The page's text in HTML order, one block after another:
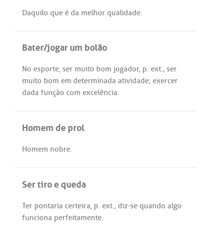
Daquilo que é da melhor qualidade.
Bater/jogar um bolão
No esporte, ser muito bom jogador, p. ext., ser
muito bom em determinada atividade; exercer
dada função com excelência.
Homem de prol
Homem nobre.
Ser tiro e queda
Ter pontaria certeira, p. ext., diz-se quando algo
funciona perfeitamente.